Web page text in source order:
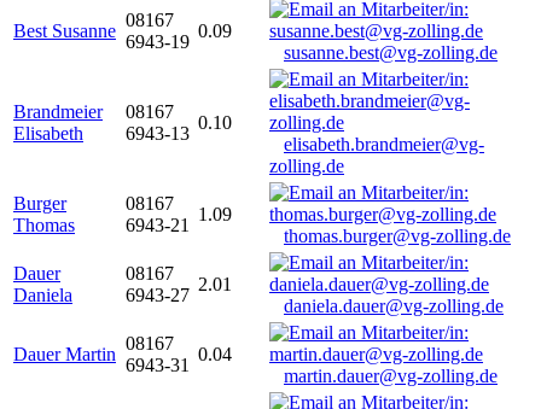
Best Susanne
08167
6943-19
0.09
susanne.best@vg-zolling.de
Brandmeier
Elisabeth
08167
6943-13
0.10
elisabeth.brandmeier@vg-
zolling.de
Burger
Thomas
08167
6943-21
1.09
thomas.burger@vg-zolling.de
Dauer
Daniela
08167
6943-27
2.01
daniela.dauer@vg-zolling.de
Dauer Martin
08167
6943-31
0.04
martin.dauer@vg-zolling.de